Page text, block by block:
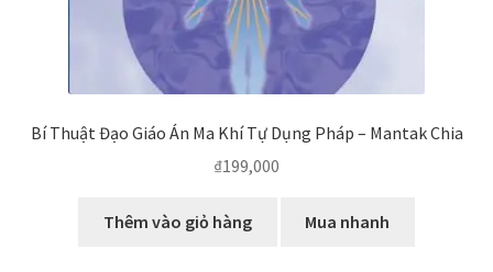
Bí Thuật Đạo Giáo Án Ma Khí Tự Dụng Pháp – Mantak Chia
₫199,000
Thêm vào giỏ hàng Mua nhanh